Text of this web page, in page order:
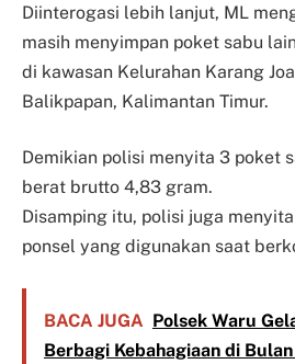
Diinterogasi lebih lanjut, ML
masih menyimpan poket sabu
di kawasan Kelurahan Karang
Balikpapan, Kalimantan Timur.
Demikian polisi menyita 3 poket
berat brutto 4,83 gram.
Disamping itu, polisi juga
ponsel yang digunakan saat
BACA JUGA Polsek Waru
Berbagi Kebahagiaan di